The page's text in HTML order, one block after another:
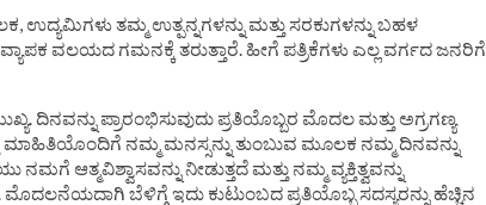
ಉದ್ಯಮಿಗಳು ತಮ್ಮ ಉತ್ಪನ್ನಗಳನ್ನು ಮತ್ತು ಸರಕುಗಳನ್ನು ಬಹಳ
ವಲಯದ ಗಮನಕ್ಕೆ ತರುತ್ತಾರೆ. ಹೀಗೆ ಪತ್ರಿಕೆಗಳು ಎಲ್ಲ ವರ್ಗದ ಜನರಿಗೆ
ದಿನವನ್ನು ಪ್ರಾರಂಭಿಸುವುದು ಪ್ರತಿಯೊಬ್ಬರ ಮೊದಲ ಮತ್ತು ಅಗ್ರಗಣ್ಯ
ಮಾಹಿತಿಯೊಂದಿಗೆ ನಮ್ಮ ಮನಸ್ಸನ್ನು ತುಂಬುವ ಮೂಲಕ ನಮ್ಮ ದಿನವನ್ನು
ನಮಗೆ ಆತ್ಮವಿಶ್ವಾಸವನ್ನು ನೀಡುತ್ತದೆ ಮತ್ತು ನಮ್ಮ ವ್ಯಕ್ತಿತ್ವವನ್ನು
ಬೆಳಿಗ್ಗೆ ಇದು ಕುಟುಂಬದ ಪ್ರತಿಯೊಬ್ಬ ಸದಸ್ಯರನ್ನು ಹೆಚ್ಚಿನ